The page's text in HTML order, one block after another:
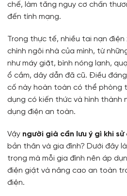
chế, làm tăng nguy cơ chấn
đến tính mạng.
Trong thực tế, nhiều tai nạn
chính ngôi nhà của mình, từ
như máy giặt, bình nóng lạnh,
ổ cắm, dây dẫn đã cũ. Điều
cố này hoàn toàn có thể phòng
dụng có kiến thức và hình thành
dụng điện an toàn.
Vậy người già cần lưu ý gì khi sử
bản thân và gia đình? Dưới đây
trọng mà mỗi gia đình nên áp
điện giật và nâng cao an toàn
điện.